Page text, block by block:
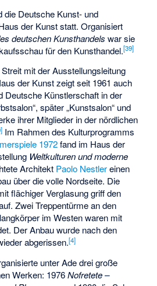
die Deutsche Kunst- und
der Kunst statt. Organisiert
deutschen Kunsthandels war sie
für den Kunsthandel.[39]
mit der Ausstellungsleitung
der Kunst zeigt seit 1961 auch
Deutsche Künstlerschaft in der
später „Kunstsalon“ und
ihrer Mitglieder in der nördlichen
] Im Rahmen des Kulturprogramms
1972fand im Haus der
Weltkulturen und moderne
Architekt Paolo Nestlereinen
über die volle Nordseite. Die
flächiger Verglasung griff den
Zwei Treppentürme an den
im Westen waren mit
Der Anbau wurde nach den
abgerissen.[4]
unter Ade drei große
Werken: 1976Nofretete –